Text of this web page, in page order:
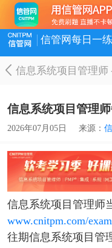
信管网每日一练
信息系统项目管理师
信息系统项目管理师
2026年07月05日 来源：
信息系统项目管理师
www.cnitpm.com/
往期信息系统项目管